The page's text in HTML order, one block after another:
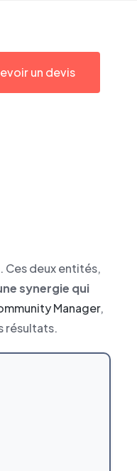
un devis
site
Ces deux entités,
synergie qui
Manager,
résultats.